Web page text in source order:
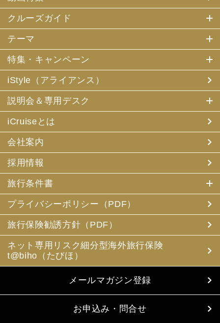
クルーズガイド
テーマ
特集・キャンペーン
iStyle（アライアンス）
説明会＆専用デスク
iCruiseとは
会社案内
採用情報
旅行条件書
プライバシーポリシー（PDF）
旅行保険勧誘方針（PDF）
ネット専用リスク細分型海外旅行保険
t@biho（たびほ）
メールマガジン登録
お申込み・問合せ